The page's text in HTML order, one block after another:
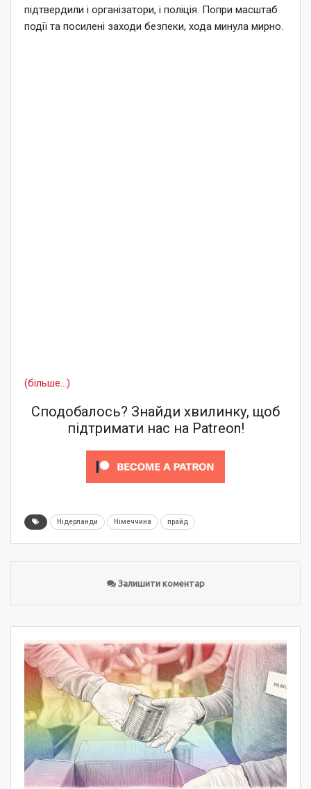
підтвердили і організатори, і поліція. Попри масштаб
події та посилені заходи безпеки, хода минула мирно.
(більше…)
Сподобалось? Знайди хвилинку, щоб
підтримати нас на Patreon!
Нідерланди Німеччина прайд
Залишити коментар